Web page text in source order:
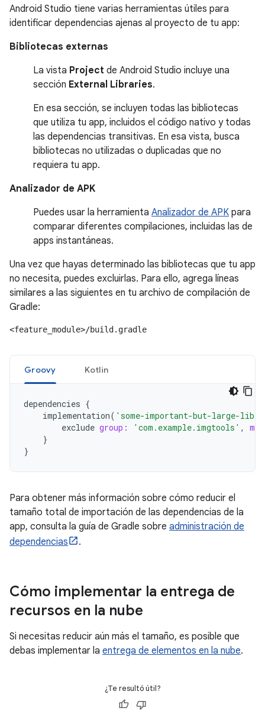
Android Studio tiene varias herramientas útiles para
identificar dependencias ajenas al proyecto de tu app:
Bibliotecas externas
La vista Project de Android Studio incluye una
sección External Libraries.
En esa sección, se incluyen todas las bibliotecas
que utiliza tu app, incluidos el código nativo y todas
las dependencias transitivas. En esa vista, busca
bibliotecas no utilizadas o duplicadas que no
requiera tu app.
Analizador de APK
Puedes usar la herramienta Analizador de APK para
comparar diferentes compilaciones, incluidas las de
apps instantáneas.
Una vez que hayas determinado las bibliotecas que tu app
no necesita, puedes excluirlas. Para ello, agrega líneas
similares a las siguientes en tu archivo de compilación de
Gradle:
<feature_module>/build.gradle
Groovy Kotlin
dependencies {
implementation( 'some-important-but-large-
exclude group: 'com.example.imgtools' ,
}
}
Para obtener más información sobre cómo reducir el
tamaño total de importación de las dependencias de la
app, consulta la guía de Gradle sobre administración de
dependencias
.
Cómo implementar la entrega de
recursos en la nube
Si necesitas reducir aún más el tamaño, es posible que
debas implementar la entrega de elementos en la nube.
¿Te resultó útil?